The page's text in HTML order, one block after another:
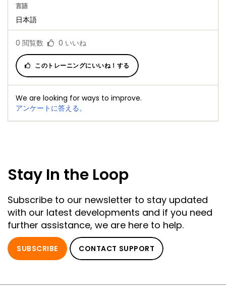
言語
日本語
0 閲覧数 0 いいね
このトレーニングにいいね！する
We are looking for ways to improve.
アンケートに答える。
Stay In the Loop
Subscribe to our newsletter to stay updated
with our latest developments and if you need
further assistance, we are here to help.
SUBSCRIBE CONTACT SUPPORT